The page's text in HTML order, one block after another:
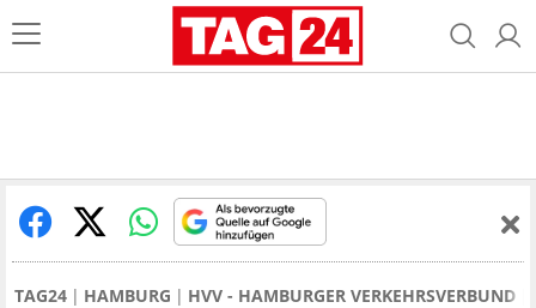
TAG24 HAMBURG HVV - HAMBURGER VERKEHRSVERBUND